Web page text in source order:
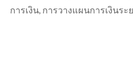
การเงิน, การวางแผนการเงินระ